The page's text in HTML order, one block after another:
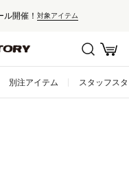
開催！ 対象アイテム
別注アイテム スタッフス